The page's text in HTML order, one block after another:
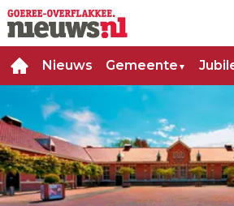
Nieuws Gemeente ▼